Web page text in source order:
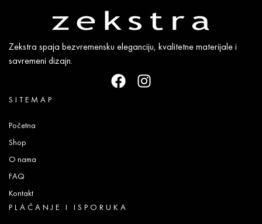
Zekstra spaja bezvremensku eleganciju, kvalitetne materijale i
savremeni dizajn.
SITEMAP
Početna
Shop
O nama
FAQ
Kontakt
PLAĆANJE I ISPORUKA